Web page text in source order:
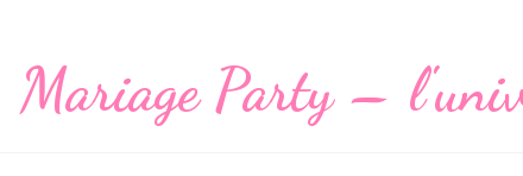
Mariage Party –